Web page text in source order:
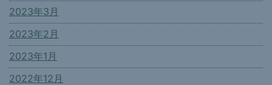
2023年3月
2023年2月
2023年1月
2022年12月